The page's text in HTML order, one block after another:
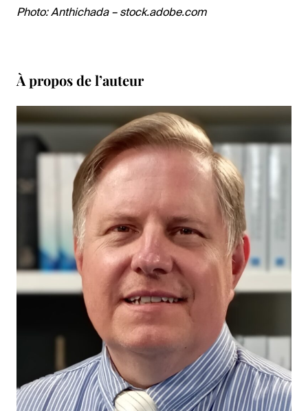
Photo: Anthichada – stock.adobe.com
À propos de l’auteur